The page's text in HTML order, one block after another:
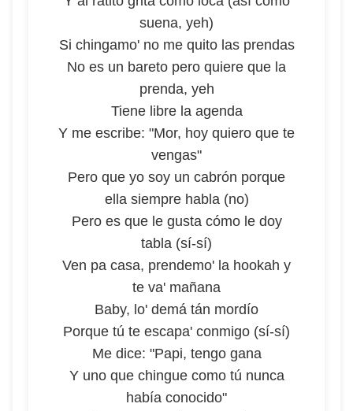
suena, yeh)
Si chingamo' no me quito las prendas
No es un bareto pero quiere que la
prenda, yeh
Tiene libre la agenda
Y me escribe: "Mor, hoy quiero que te
vengas"
Pero que yo soy un cabrón porque
ella siempre habla (no)
Pero es que le gusta cómo le doy
tabla (sí-sí)
Ven pa casa, prendemo' la hookah y
te va' mañana
Baby, lo' demá tán mordío
Porque tú te escapa' conmigo (sí-sí)
Me dice: "Papi, tengo gana
Y uno que chingue como tú nunca
había conocido"